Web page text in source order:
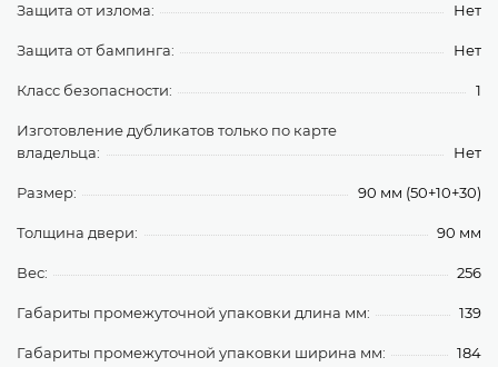
Защита от излома: Нет
Защита от бампинга: Нет
Класс безопасности: 1
Изготовление дубликатов только по карте
владельца:
Нет
Размер: 90 мм (50+10+30)
Толщина двери: 90 мм
Вес: 256
Габариты промежуточной упаковки длина мм: 139
Габариты промежуточной упаковки ширина мм: 184